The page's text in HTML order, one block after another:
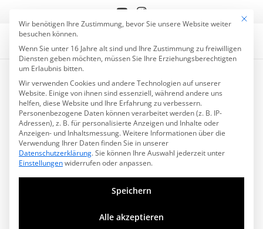
Platzhalterinhalt vonYouTube
. Um auf
den eigentlichen Inhalt zuzugreifen,
klicken Sie auf die Schaltfläche unten.
Bitte beachten Sie, dass dabei Daten an
Drittanbieter weitergegeben werden.
Mehr Informationen
Inhalt entsperren
Erforderlichen Service
akzeptieren und Inhalte
Oktober 2019, zum 6. Mal geht’s nach Afrika, für 2 ½
Mit
Wir benötigen Ihre Zustimmung, bevor Sie unsere Website weiter
besuchen können.
Wenn Sie unter 16 Jahre alt sind und Ihre Zustimmung zu freiwilligen
Diensten geben möchten, müssen Sie Ihre Erziehungsberechtigten
um Erlaubnis bitten.
Wir verwenden Cookies und andere Technologien auf unserer
Website. Einige von ihnen sind essenziell, während andere uns
helfen, diese Website und Ihre Erfahrung zu verbessern.
Personenbezogene Daten können verarbeitet werden (z. B. IP-
Adressen), z. B. für personalisierte Anzeigen und Inhalte oder
Anzeigen- und Inhaltsmessung.Weitere Informationen über die
Verwendung Ihrer Daten finden Sie in unserer
Datenschutzerklärung.Sie können Ihre Auswahl jederzeit unter
Einstellungenwiderrufen oder anpassen.
Speichern
Alle akzeptieren